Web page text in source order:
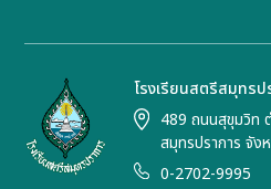
โรงเรียนสตรีสมุทรป
489 ถนนสุขุมวิท
สมุทรปราการ จัง
0-2702-9995